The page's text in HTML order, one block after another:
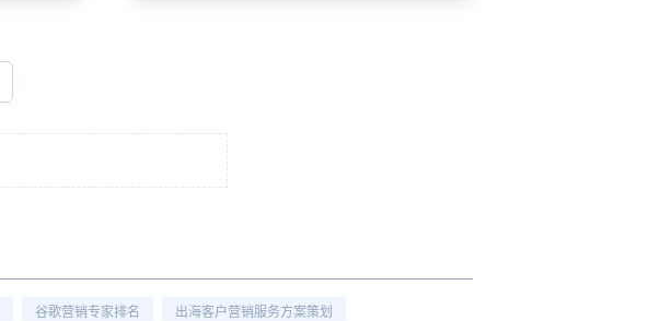
谷歌营销专家排名 出海客户营销服务方案策划